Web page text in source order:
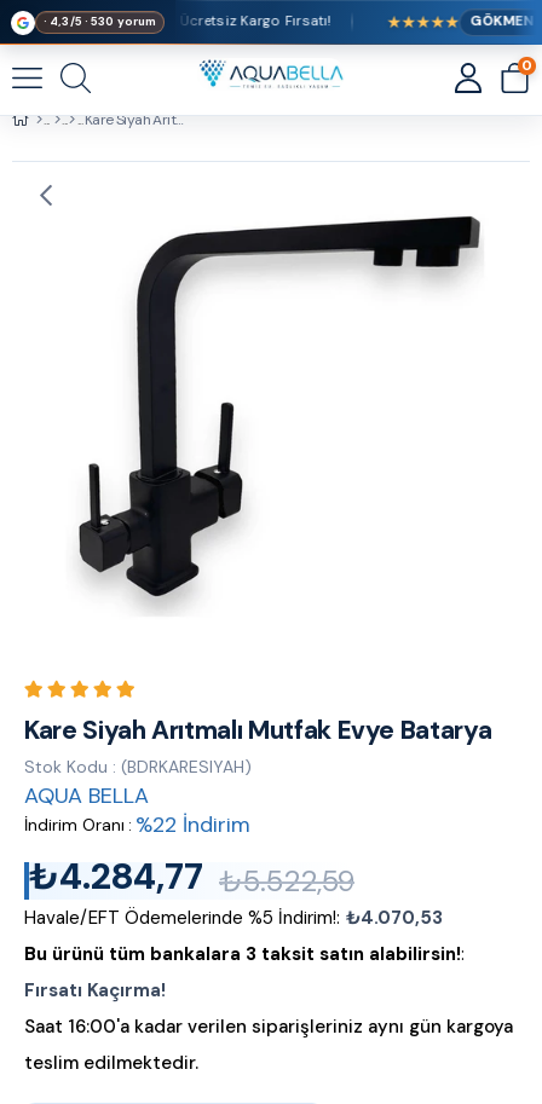
· 4,3/5 · 530 yorum
ve Üzeri Alışverişlerde Ücretsiz Kargo Fırsatı! ★★★★★ GÖKMEN ile
0
Kare Siyah Arıtmalı Mutfak Evye Batarya
Kare Siyah Arıtmalı Mutfak Evye Batarya
Stok Kodu (BDRKARESIYAH)
AQUA BELLA
İndirim Oranı : %22 İndirim
₺5.522,59
₺4.284,77
Havale/EFT Ödemelerinde %5 İndirim!: ₺4.070,53
Bu ürünü tüm bankalara 3 taksit satın alabilirsin!:
Fırsatı Kaçırma!
Saat 16:00'a kadar verilen siparişleriniz aynı gün kargoya
teslim edilmektedir.